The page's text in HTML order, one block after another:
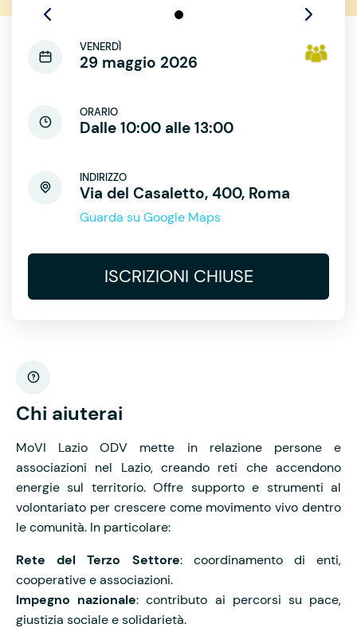
VENERDÌ
29 maggio 2026
ORARIO
Dalle 10:00 alle 13:00
INDIRIZZO
Via del Casaletto, 400, Roma
Guarda su Google Maps
ISCRIZIONI CHIUSE
Chi aiuterai
MoVI Lazio ODV mette in relazione persone e
associazioni nel Lazio, creando reti che accendono
energie sul territorio. Offre supporto e strumenti al
volontariato per crescere come movimento vivo dentro
le comunità. In particolare:
Rete del Terzo Settore: coordinamento di enti,
cooperative e associazioni.
Impegno nazionale: contributo ai percorsi su pace,
giustizia sociale e solidarietà.